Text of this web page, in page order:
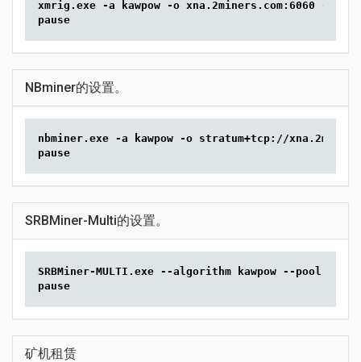
xmrig.exe -a kawpow -o xna.2miners.com:6060 -u
pause
NBminer的设置。
nbminer.exe -a kawpow -o stratum+tcp://
pause
SRBMiner-Multi的设置。
SRBMiner-MULTI.exe --algorithm kawpow --pool
pause
矿机租赁